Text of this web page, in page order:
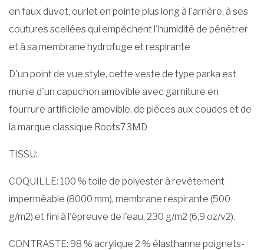
en faux duvet, ourlet en pointe plus long à l'arrière, à ses
coutures scellées qui empêchent l'humidité de pénétrer
et à sa membrane hydrofuge et respirante
D'un point de vue style, cette veste de type parka est
munie d'un capuchon amovible avec garniture en
fourrure artificielle amovible, de pièces aux coudes et de
la marque classique Roots73MD
TISSU:
COQUILLE: 100 % toile de polyester à revêtement
imperméable (8000 mm), membrane respirante (500
g/m2) et fini à l'épreuve de l'eau, 230 g/m2 (6,9 oz/v2).
CONTRASTE: 98 % acrylique 2 % élasthanne poignets-